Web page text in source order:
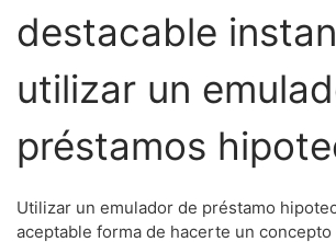
destacable
utilizar un
préstamos
Utilizar un emulador de préstamo
aceptable forma de hacerte un concepto